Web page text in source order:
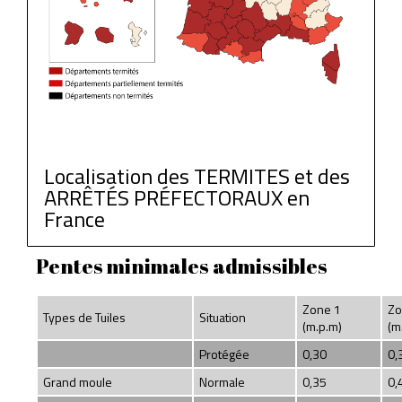
Localisation des TERMITES et des
ARRÊTÉS PRÉFECTORAUX en
France
Pentes minimales admissibles
Types de Tuiles Situation
Zone 1
(m.p.m)
Protégée
0,30
Grand moule
Normale 0,35